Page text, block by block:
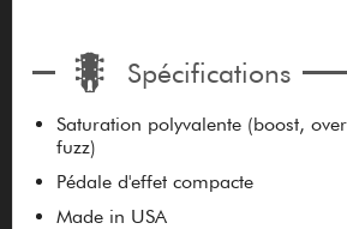
Spécifications
Saturation polyvalente (boost,
fuzz)
Pédale d'effet compacte
Made in USA